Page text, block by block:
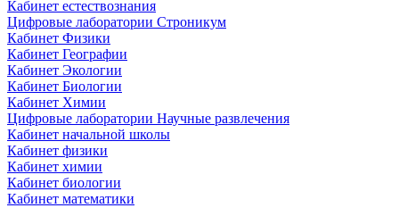
Кабинет естествознания
Цифровые лаборатории Строникум
Кабинет Физики
Кабинет Географии
Кабинет Экологии
Кабинет Биологии
Кабинет Химии
Цифровые лаборатории Научные развлечения
Кабинет начальной школы
Кабинет физики
Кабинет химии
Кабинет биологии
Кабинет математики